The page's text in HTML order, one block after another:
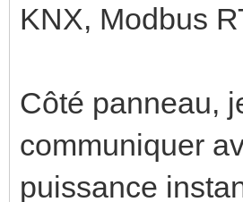
KNX, Modbus
Côté panneau,
communiquer
puissance